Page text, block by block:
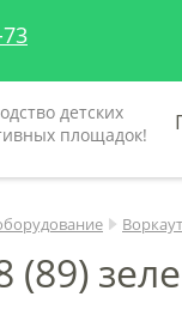
детских
площадок!
Воркаут
(89)